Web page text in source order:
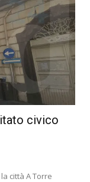
civico
città A Torre